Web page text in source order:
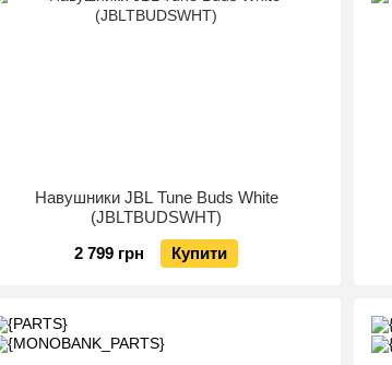
Навушники JBL Tune Buds White
(JBLTBUDSWHT)
2 799 грн
Купити